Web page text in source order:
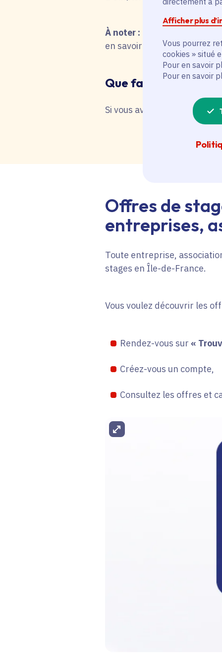
Afficher plus
Vous pourrez
cookies » situé
Pour en savoir
Pour en savoir
À noter :
pour une
en savoir plus en
Que faire en cas de
Si vous avez besoin d'une
Offres de
entreprises,
Toute entreprise,
stages en Île-de-France.
Vous voulez découvrir les
Rendez-vous sur «
Créez-vous un compte,
Consultez les offres et
Agrandir l'image